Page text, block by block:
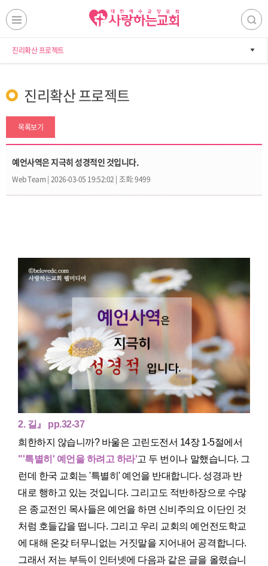
진리확산 프로젝트
진리확산 프로젝트
목록보기
예언사역은 지극히 성경적인 것입니다.
Web Team | 2026-03-05 19:52:02 | 조회: 9499
2. 길』 pp.32-37
희한하지 않습니까? 바울은 고린도전서 14장 1-5절에서
"'특별히' 예언을 하려고 하라'고 두 번이나 말했습니다. 그
런데 한국 교회는 '특별히' 예언을 반대합니다. 성경과 반
대로 행하고 있는 것입니다. 그리고도 적반하장으로 수많
은 종교전인 목사들은 예언을 하면 신비주의요 이단인 것
처럼 호들갑을 떱니다. 그리고 우리 교회의 예언전도학교
에 대해 온갖 터무니없는 거짓말을 지어내어 공격합니다.
그래서 저는 부득이 인터넷에 다음과 같은 글을 올렸습니